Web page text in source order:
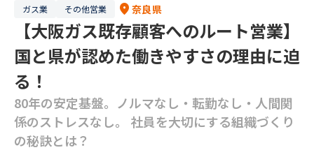
ガス業 その他営業 location_on 奈良県
【大阪ガス既存顧客へのルート営業】
国と県が認めた働きやすさの理由に迫
る！
80年の安定基盤。ノルマなし・転勤なし・人間関
係のストレスなし。 社員を大切にする組織づくり
の秘訣とは？